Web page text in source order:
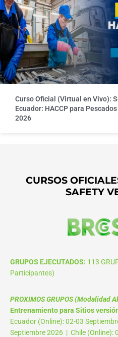
Curso Oficial (Virtual en Vivo):
Ecuador: HACCP para
2026
CURSOS
SAFETY
GRUPOS EJECUTADOS: 113
Participantes)
PROXIMOS GRUPOS (Modalidad
Entrenamiento para Sitios
Ecuador (Online): 02-03
Septiembre 2026 | Chile (Online):